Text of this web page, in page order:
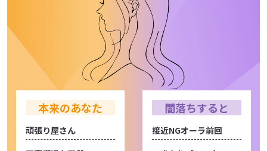
本来のあなた
頑張り屋さん
闇落ちすると
接近NGオーラ前回